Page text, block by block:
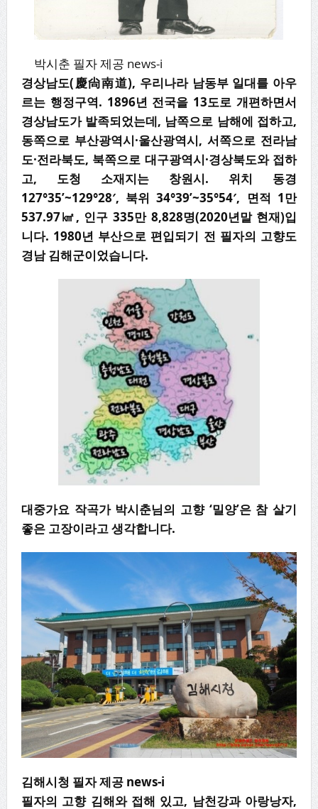
박시춘 필자 제공 news-i
경상남도(慶尙南道), 우리나라 남동부 일대를 아우
르는 행정구역. 1896년 전국을 13도로 개편하면서
경상남도가 발족되었는데, 남쪽으로 남해에 접하고,
동쪽으로 부산광역시·울산광역시, 서쪽으로 전라남
도·전라북도, 북쪽으로 대구광역시·경상북도와 접하
고, 도청 소재지는 창원시. 위치 동경
127°35’~129°28′, 북위 34°39’~35°54′, 면적 1만
537.97㎢, 인구 335만 8,828명(2020년말 현재)입
니다. 1980년 부산으로 편입되기 전 필자의 고향도
경남 김해군이었습니다.
대중가요 작곡가 박시춘님의 고향 ‘밀양’은 참 살기
좋은 고장이라고 생각합니다.
김해시청 필자 제공 news-i
필자의 고향 김해와 접해 있고, 남천강과 아랑낭자,